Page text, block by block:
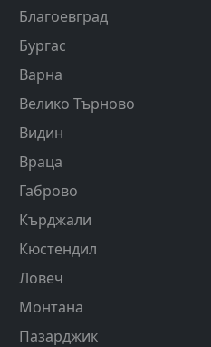
Благоевград
Бургас
Варна
Велико Търново
Видин
Враца
Габрово
Кърджали
Кюстендил
Ловеч
Монтана
Пазарджик